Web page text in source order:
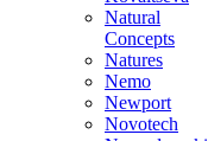
Natural
Concepts
Natures
Nemo
Newport
Novotech